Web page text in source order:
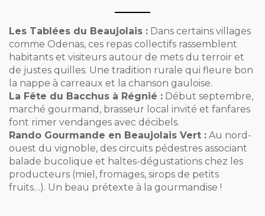
Les Tablées du Beaujolais : Dans certains villages
comme Odenas, ces repas collectifs rassemblent
habitants et visiteurs autour de mets du terroir et
de justes quilles. Une tradition rurale qui fleure bon
la nappe à carreaux et la chanson gauloise.
La Fête du Bacchus à Régnié : Début septembre,
marché gourmand, brasseur local invité et fanfares
font rimer vendanges avec décibels.
Rando Gourmande en Beaujolais Vert : Au nord-
ouest du vignoble, des circuits pédestres associant
balade bucolique et haltes-dégustations chez les
producteurs (miel, fromages, sirops de petits
fruits…). Un beau prétexte à la gourmandise !